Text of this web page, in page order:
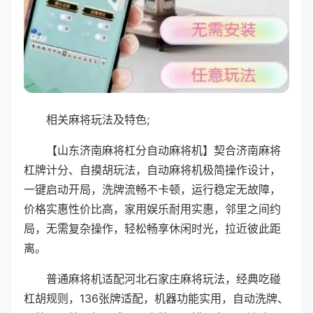
相关麻将玩法及特色;
【山东济南麻将杠分自动麻将机】契合济南麻将
杠牌计分、自摸胡玩法，自动麻将机极简操作设计，
一键启动开局，洗牌流畅不卡顿，运行稳定无故障，
价格实惠性价比高，家用娱乐耐用实惠，邻里之间约
局，无需复杂操作，轻松畅享休闲时光，拉近彼此距
离。
普通麻将机适配河北石家庄麻将玩法，经典吃碰
杠胡规则，136张牌适配，机器功能实用，自动洗牌、